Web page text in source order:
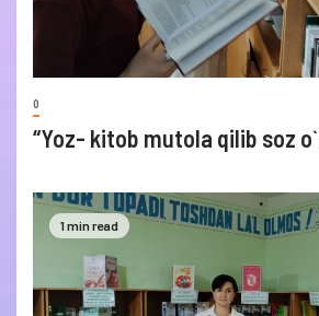
0
“Yoz- kitob mutola qilib soz
1 min read